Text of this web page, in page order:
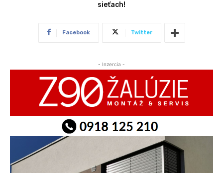
sieťach!
Facebook Twitter
- Inzercia -